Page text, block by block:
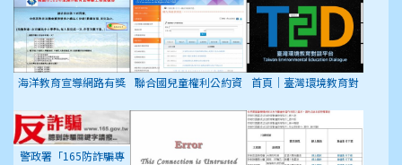
海洋教育宣導網路有獎 聯合國兒童權利公約資
首頁｜臺灣環境教育對
警政署「165防詐騙專